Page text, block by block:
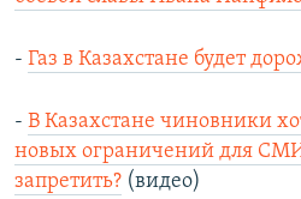
- Газ в Казахстане будет
- В Казахстане чиновники
новых ограничений для
запретить? (видео)